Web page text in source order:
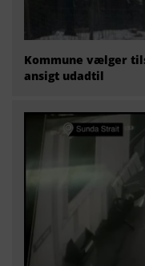
Kommune vælger
ansigt udadtil